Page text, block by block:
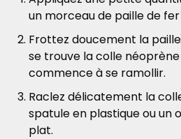
un morceau de paille de
Frottez doucement la
se trouve la colle néoprène
commence à se ramollir.
Raclez délicatement la
spatule en plastique ou un
plat.